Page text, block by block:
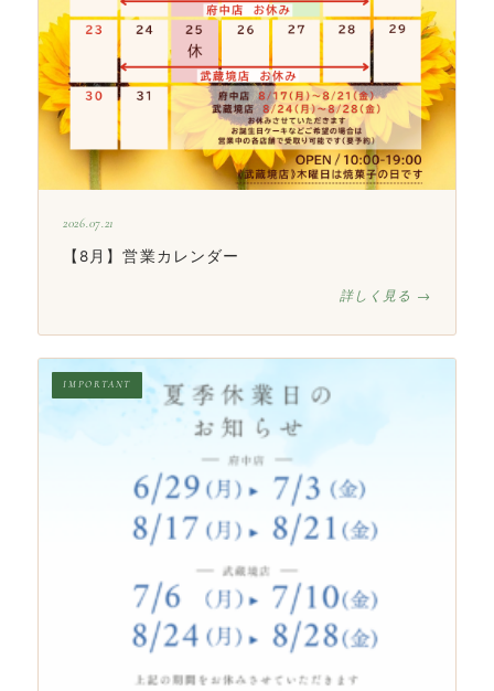
2026.07.21
【8月】営業カレンダー
詳しく見る →
IMPORTANT